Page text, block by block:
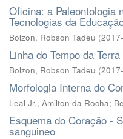
Oficina: a Paleontologia
Tecnologias da
Bolzon, Robson Tadeu (
Linha do Tempo da Terra
Bolzon, Robson Tadeu (
Morfologia Interna do
Leal Jr., Amilton da Rocha;
Esquema do Coração -
sanguineo